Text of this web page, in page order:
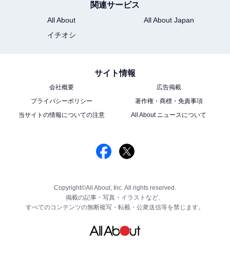
関連サービス
All About
All About Japan
イチオシ
サイト情報
会社概要
広告掲載
プライバシーポリシー
著作権・商標・免責事項
当サイトの情報についての注意
All About ニュースについて
Copyright©All About, Inc. All rights reserved.
掲載の記事・写真・イラストなど、
すべてのコンテンツの無断複写・転載・公衆送信等を禁じます。